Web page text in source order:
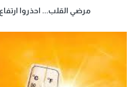
مرضي القلب... احذروا